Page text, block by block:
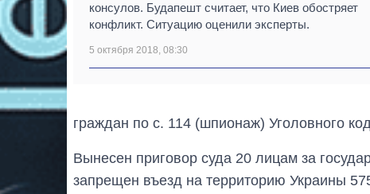
консулов. Будапешт считает, что Киев обостряет
конфликт. Ситуацию оценили эксперты.
5 октября 2018, 08:30
граждан по с. 114 (шпионаж) Уголовного
Вынесен приговор суда 20 лицам за
запрещен въезд на территорию Украины